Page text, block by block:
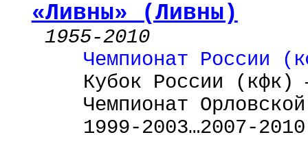
«Ливны» (Ливны)
1955-2010
Чемпионат России
Кубок России
Чемпионат
1999-2003…2007-